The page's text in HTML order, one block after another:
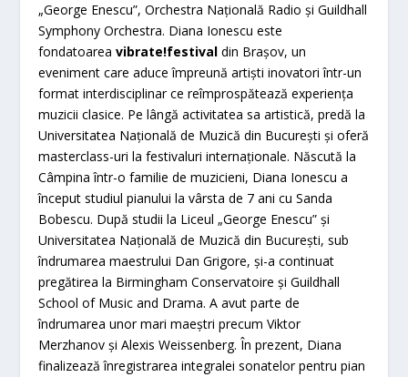
„George Enescu”, Orchestra Națională Radio și Guildhall
Symphony Orchestra. Diana Ionescu este
fondatoareavibrate!festival din Brașov, un
eveniment care aduce împreună artiști inovatori într-un
format interdisciplinar ce reîmprospătează experiența
muzicii clasice. Pe lângă activitatea sa artistică, predă la
Universitatea Națională de Muzică din București și oferă
masterclass-uri la festivaluri internaționale. Născută la
Câmpina într-o familie de muzicieni, Diana Ionescu a
început studiul pianului la vârsta de 7 ani cu Sanda
Bobescu. După studii la Liceul „George Enescu” și
Universitatea Națională de Muzică din București, sub
îndrumarea maestrului Dan Grigore, și-a continuat
pregătirea la Birmingham Conservatoire și Guildhall
School of Music and Drama. A avut parte de
îndrumarea unor mari maeștri precum Viktor
Merzhanov și Alexis Weissenberg. În prezent, Diana
finalizează înregistrarea integralei sonatelor pentru pian